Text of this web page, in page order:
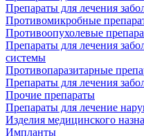
Препараты для лечения
Противомикробные
Противоопухолевые
Препараты для лечения
системы
Противопаразитарные
Препараты для лечения
Прочие препараты
Препараты для лечение
Изделия медицинского
Импланты